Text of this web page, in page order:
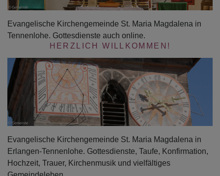
Evangelische Kirchengemeinde St. Maria Magdalena in
Tennenlohe. Gottesdienste auch online.
HERZLICH WILLKOMMEN!
Evangelische Kirchengemeinde St. Maria Magdalena in
Erlangen-Tennenlohe. Gottesdienste, Taufe, Konfirmation,
Hochzeit, Trauer, Kirchenmusik und vielfältiges